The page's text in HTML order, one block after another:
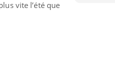
vite l’été que